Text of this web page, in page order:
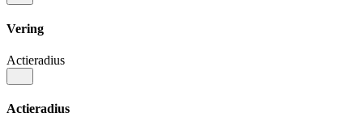
Vering
Actieradius
Actieradius